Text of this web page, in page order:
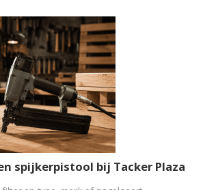
spijkerpistool bij Tacker Plaza